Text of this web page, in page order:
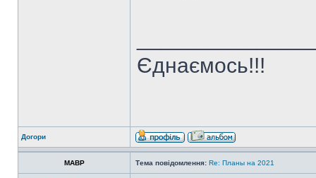
Єднаємось!!!
Догори
MABP Тема повідомлення: Re: Планы на 2021